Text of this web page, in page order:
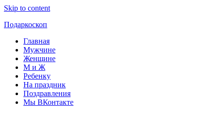
Skip to content
Подаркоскоп
Поможем
выбрать
подарить
Главная
Мужчине
Женщине
М и Ж
Ребенку
На праздник
Поздравления
Мы ВКонтакте